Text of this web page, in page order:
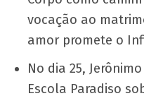
vocação ao
amor promete o
No dia 25,
Escola Paradiso